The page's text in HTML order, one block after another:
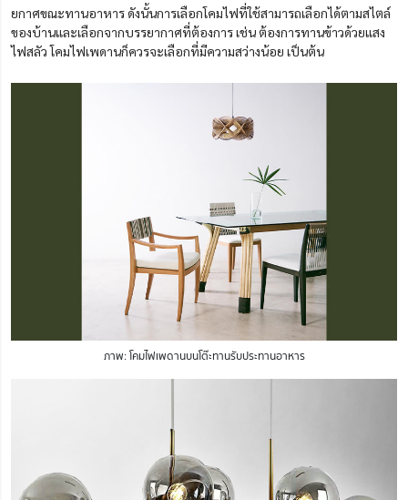
ยกาศขณะทานอาหาร ดังนั้นการเลือกโคมไฟที่ใช้สามารถเลือกได้ตามสไตล์
ของบ้านและเลือกจากบรรยากาศที่ต้องการ เช่น ต้องการทานข้าวด้วยแสง
ไฟสลัว โคมไฟเพดานก็ควรจะเลือกที่มีความสว่างน้อย เป็นต้น
ภาพ: โคมไฟเพดานบนโต๊ะทานรับประทานอาหาร